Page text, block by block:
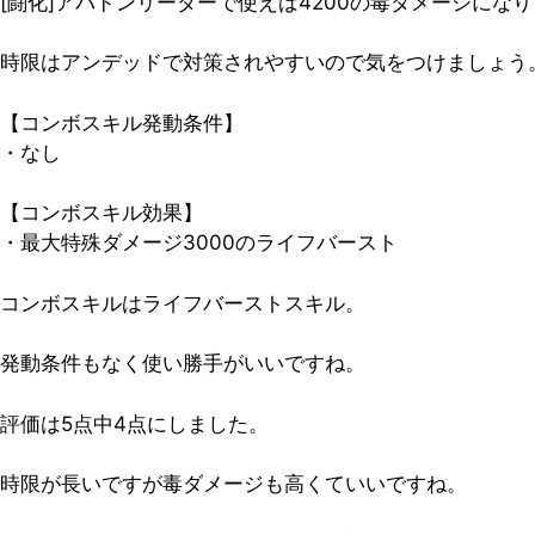
時限はアンデッドで対策されやすいので気をつけましょう。
【コンボスキル発動条件】
・なし
【コンボスキル効果】
・最大特殊ダメージ3000のライフバースト
コンボスキルはライフバーストスキル。
発動条件もなく使い勝手がいいですね。
評価は5点中4点にしました。
時限が長いですが毒ダメージも高くていいですね。